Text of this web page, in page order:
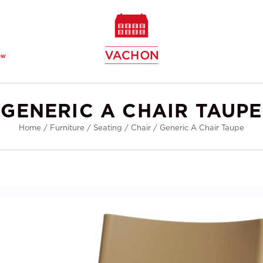
GENERIC A CHAIR TAUPE
Home / Furniture / Seating / Chair / Generic A Chair Taupe